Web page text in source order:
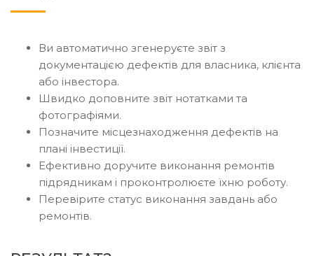
Ви автоматично згенеруєте звіт з
документацією дефектів для власника, клієнта
або інвестора.
Швидко доповните звіт нотатками та
фотографіями.
Позначите місцезнаходження дефектів на
плані інвестиції.
Ефективно доручите виконання ремонтів
підрядникам і проконтролюєте їхню роботу.
Перевірите статус виконання завдань або
ремонтів.